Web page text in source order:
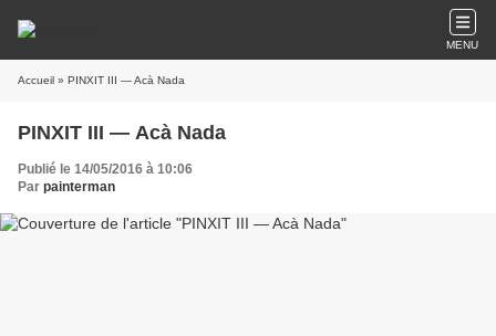
MENU
Accueil » PINXIT III — Acà Nada
PINXIT III — Acà Nada
Publié le 14/05/2016 à 10:06
Par painterman